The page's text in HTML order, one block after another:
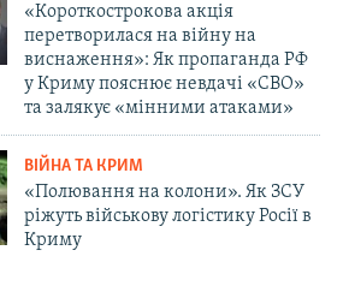
«Короткострокова акція
перетворилася на війну на
виснаження»: Як пропаганда РФ
у Криму пояснює невдачі «СВО»
та залякує «мінними атаками»
ВІЙНА ТА КРИМ
«Полювання на колони». Як ЗСУ
ріжуть військову логістику Росії в
Криму